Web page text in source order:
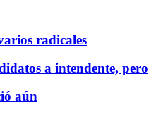
radicales
a intendente, pero
aún